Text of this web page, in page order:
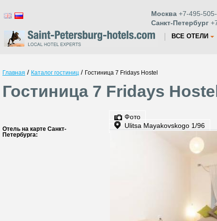
Москва +7-495-
Санкт-Петербург
ВСЕ ОТЕЛИ
Главная / Каталог гостиниц / Гостиница 7 Fridays Hostel
Гостиница 7 Fridays
Отель на карте Санкт-
Петербурга:
Фото
Ulitsa Mayakovskogo 1/96